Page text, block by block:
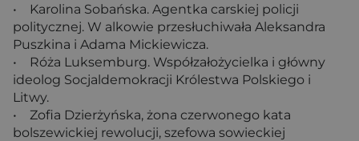
• Karolina Sobańska. Agentka carskiej policji
politycznej. W alkowie przesłuchiwała Aleksandra
Puszkina i Adama Mickiewicza.
• Róża Luksemburg. Współzałożycielka i główny
ideolog Socjaldemokracji Królestwa Polskiego i
Litwy.
• Zofia Dzierżyńska, żona czerwonego kata
bolszewickiej rewolucji, szefowa sowieckiej